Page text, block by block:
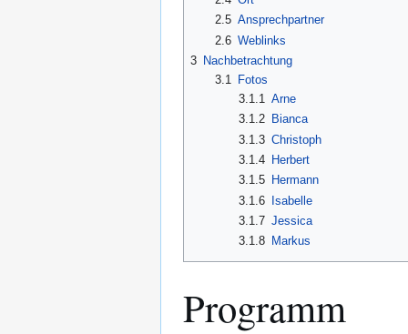
2.5 Ansprechpartner
2.6 Weblinks
3 Nachbetrachtung
3.1
Fotos
3.1.1
Arne
3.1.2 Bianca
3.1.3 Christoph
3.1.4 Herbert
3.1.5 Hermann
3.1.6 Isabelle
3.1.7 Jessica
3.1.8 Markus
Programm